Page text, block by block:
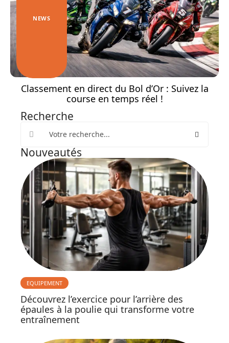
NEWS
Classement en direct du Bol d’Or : Suivez la
course en temps réel !
Recherche
Nouveautés
EQUIPEMENT
Découvrez l’exercice pour l’arrière des
épaules à la poulie qui transforme votre
entraînement